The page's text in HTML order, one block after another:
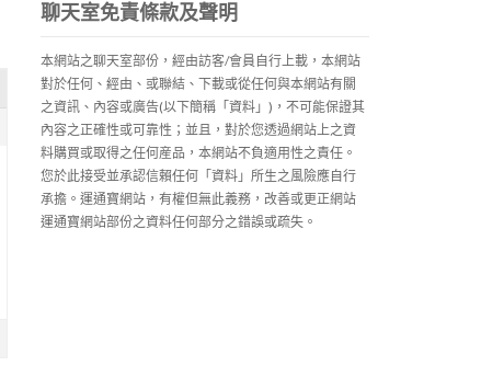
聊天室免責條款及聲明
本網站之聊天室部份，經由訪客/會員自行上載，本網站
對於任何、經由、或聯結、下載或從任何與本網站有關
之資訊、內容或廣告(以下簡稱「資料」)，不可能保證其
內容之正確性或可靠性；並且，對於您透過網站上之資
料購買或取得之任何産品，本網站不負適用性之責任。
您於此接受並承認信賴任何「資料」所生之風險應自行
承擔。運通寶網站，有權但無此義務，改善或更正網站
運通寶網站部份之資料任何部分之錯誤或疏失。